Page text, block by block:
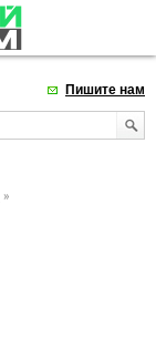
Пишите нам
»